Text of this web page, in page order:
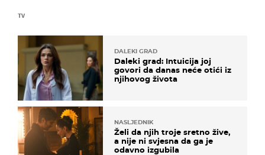
TV
DALEKI GRAD
Daleki grad: Intuicija joj
govori da danas neće otići iz
njihovog života
NASLJEDNIK
Želi da njih troje sretno žive,
a nije ni svjesna da ga je
odavno izgubila